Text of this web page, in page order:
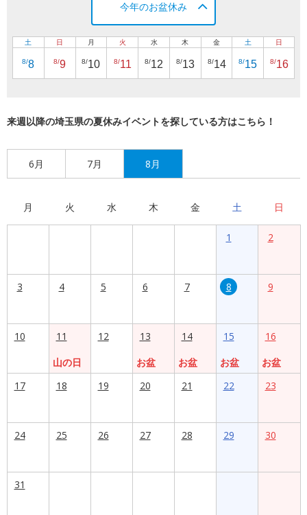
今年のお盆休み
土
8/8
日
8/9
月
8/10
火
8/11
水
8/12
木
8/13
金
8/14
土
8/15
日
8/16
来週以降の埼玉県の夏休みイベントを探している方はこちら！
6月 7月 8月
月 火 水 木 金 土 日
1 2
3 4 5 6 7 8 9
10
11
山の日
12
13
お盆
14
お盆
15
お盆
16
お盆
17
18 19 20 21 22 23
24 25 26 27 28 29 30
31